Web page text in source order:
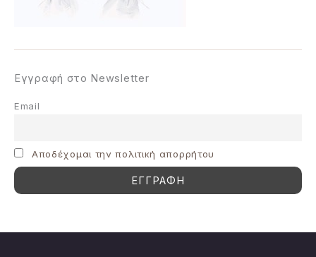
Εγγραφή στο Newsletter
Email
Aποδέχομαι την πολιτική απορρήτου